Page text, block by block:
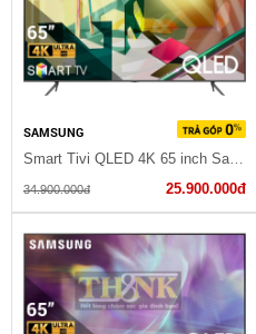
SAMSUNG
Smart Tivi QLED 4K 65 inch Samsung QA65Q70A
34.900.000đ 25.900.000đ